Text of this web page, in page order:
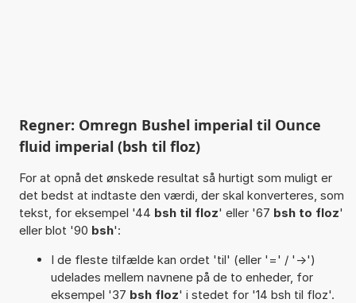
Regner: Omregn Bushel imperial til Ounce
fluid imperial (bsh til floz)
For at opnå det ønskede resultat så hurtigt som muligt er
det bedst at indtaste den værdi, der skal konverteres, som
tekst, for eksempel '44 bsh til floz' eller '67 bsh to floz'
eller blot '90 bsh':
I de fleste tilfælde kan ordet 'til' (eller '=' / '->')
udelades mellem navnene på de to enheder, for
eksempel '37 bsh floz' i stedet for '14 bsh til floz'.